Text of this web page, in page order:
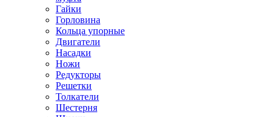
Гайки
Горловина
Кольца упорные
Двигатели
Насадки
Ножи
Редукторы
Решетки
Толкатели
Шестерня